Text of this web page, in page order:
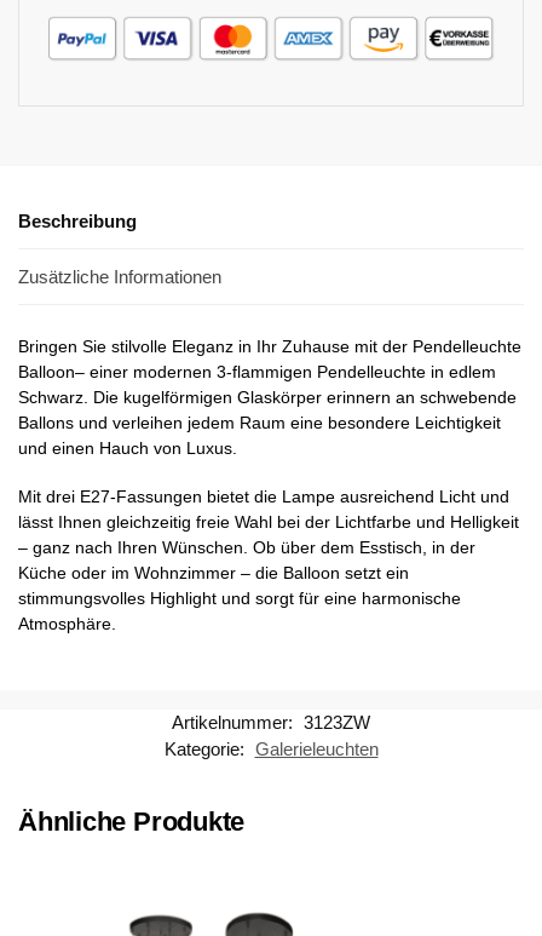
Beschreibung
Zusätzliche Informationen
Bringen Sie stilvolle Eleganz in Ihr Zuhause mit der Pendelleuchte
Balloon– einer modernen 3-flammigen Pendelleuchte in edlem
Schwarz. Die kugelförmigen Glaskörper erinnern an schwebende
Ballons und verleihen jedem Raum eine besondere Leichtigkeit
und einen Hauch von Luxus.
Mit drei E27-Fassungen bietet die Lampe ausreichend Licht und
lässt Ihnen gleichzeitig freie Wahl bei der Lichtfarbe und Helligkeit
– ganz nach Ihren Wünschen. Ob über dem Esstisch, in der
Küche oder im Wohnzimmer – die Balloon setzt ein
stimmungsvolles Highlight und sorgt für eine harmonische
Atmosphäre.
Artikelnummer: 3123ZW
Kategorie: Galerieleuchten
Ähnliche Produkte